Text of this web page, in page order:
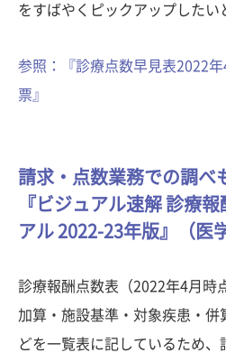
をすばやくピックアップしたい
参照：『診療点数早見表2022
票』
請求・点数業務での調
『ビジュアル速解 診療
アル 2022-23年版』（医
診療報酬点数表（2022年4月時
加算・施設基準・対象疾患・併
どを一覧表に記しているため、